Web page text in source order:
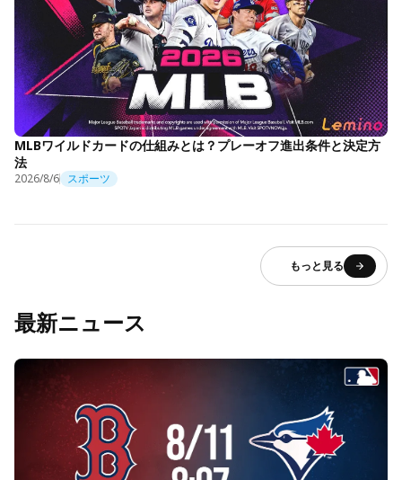
MLBワイルドカードの仕組みとは？プレーオフ進出条件と決定方
法
2026/8/6 スポーツ
もっと見る
最新ニュース